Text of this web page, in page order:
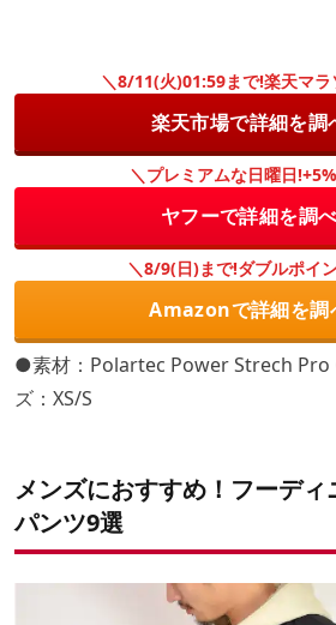
＼8/11(火)01:59まで!楽天マラ
楽天市場で詳細を調
＼プレミアムな日曜日
ヤフーで詳細を調
＼8/9(日)まで!ダブルポイ
Amazonで詳細を調
●素材：Polartec Power Strech
ズ：XS/S
メンズにおすすめ！フーデ
パンツ9選